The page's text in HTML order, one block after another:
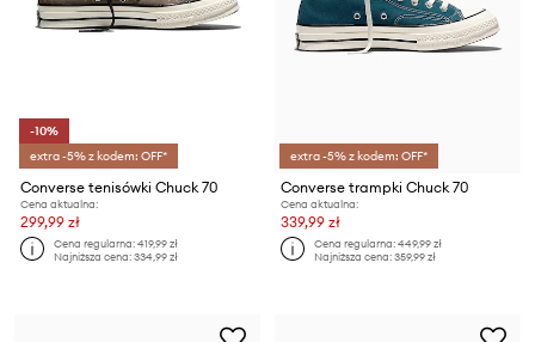
-10%
extra -5% z kodem: OFF*
Converse tenisówki Chuck 70
Cena aktualna:
299,99 zł
Cena regularna:419,99 zł
Najniższa cena:334,99 zł
extra -5% z kodem: OFF*
Converse trampki Chuck 70
Cena aktualna:
339,99 zł
Cena regularna:449,99 zł
Najniższa cena:359,99 zł